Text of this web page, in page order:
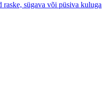
raske, sügava või püsiva kuluga